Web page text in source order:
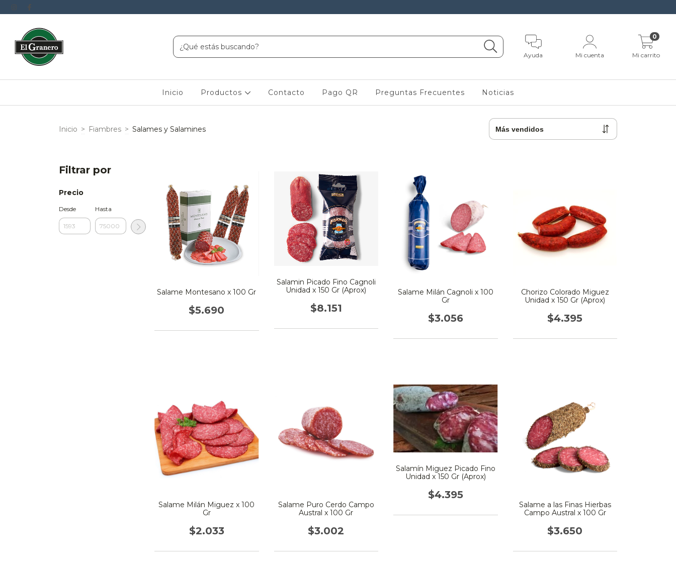
Ayuda Mi cuenta Mi carrito
0
Inicio Productos Contacto Pago QR Preguntas Frecuentes Noticias
Inicio > Fiambres > Salames y Salamines
Filtrar por
Precio
Desde Hasta
Salame Montesano x 100 Gr
$5.690
Salamin Picado Fino Cagnoli
Unidad x 150 Gr (Aprox)
$8.151
Salame Milán Cagnoli x 100
Gr
$3.056
Chorizo Colorado Miguez
Unidad x 150 Gr (Aprox)
$4.395
Salame Milán Miguez x 100
Gr
$2.033
Salame Puro Cerdo Campo
Austral x 100 Gr
$3.002
Salamín Miguez Picado Fino
Unidad x 150 Gr (Aprox)
$4.395
Salame a las Finas Hierbas
Campo Austral x 100 Gr
$3.650